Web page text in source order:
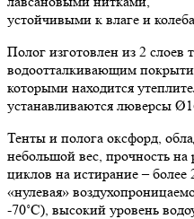
устойчивыми к влаге и
Полог изготовлен из 2 слоев
водоотталкивающим
которыми находится
устанавливаются люверсы
Тенты и полога оксфорд,
небольшой вес, прочность
циклов на истирание – более
«нулевая»
-70˚C), высокий уровень